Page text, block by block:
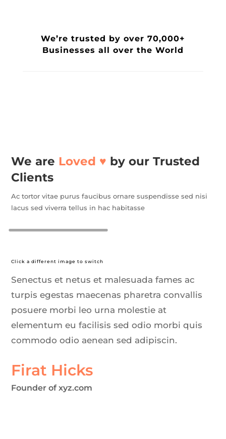
We’re trusted by over 70,000+
Businesses all over the World
We are Loved ♥️ by our Trusted
Clients
Ac tortor vitae purus faucibus ornare suspendisse sed nisi
lacus sed viverra tellus in hac habitasse
Click a different image to switch
Senectus et netus et malesuada fames ac
turpis egestas maecenas pharetra convallis
posuere morbi leo urna molestie at
elementum eu facilisis sed odio morbi quis
commodo odio aenean sed adipiscin.
Firat Hicks
Founder of xyz.com